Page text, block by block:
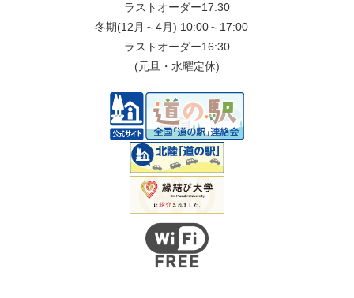
ラストオーダー17:30
冬期(12月～4月) 10:00～17:00
ラストオーダー16:30
(元旦・水曜定休)